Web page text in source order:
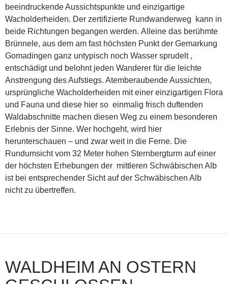
beeindruckende Aussichtspunkte und einzigartige
Wacholderheiden. Der zertifizierte Rundwanderweg kann in
beide Richtungen begangen werden. Alleine das berühmte
Brünnele, aus dem am fast höchsten Punkt der Gemarkung
Gomadingen ganz untypisch noch Wasser sprudelt ,
entschädigt und belohnt jeden Wanderer für die leichte
Anstrengung des Aufstiegs. Atemberaubende Aussichten,
ursprüngliche Wacholderheiden mit einer einzigartigen Flora
und Fauna und diese hier so einmalig frisch duftenden
Waldabschnitte machen diesen Weg zu einem besonderen
Erlebnis der Sinne. Wer hochgeht, wird hier
herunterschauen – und zwar weit in die Ferne. Die
Rundumsicht vom 32 Meter hohen Sternbergturm auf einer
der höchsten Erhebungen der mittleren Schwäbischen Alb
ist bei entsprechender Sicht auf der Schwäbischen Alb
nicht zu übertreffen.
WALDHEIM AN OSTERN